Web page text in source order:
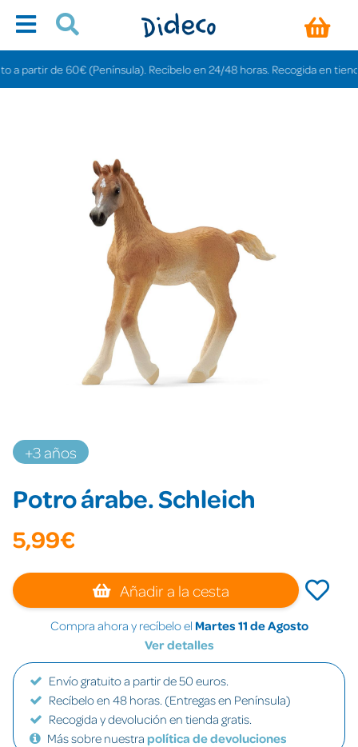
de 60€ (Península). Recíbelo en 24/48 horas. Recogida en tiendas
+3 años
Potro árabe. Schleich
5,99€
Añadir a la cesta
Compra ahora y recíbelo el Martes 11 de Agosto
Ver detalles
Envío gratuito a partir de 50 euros.
Recíbelo en 48 horas. (Entregas en Península)
Recogida y devolución en tienda gratis.
Más sobre nuestra política de devoluciones